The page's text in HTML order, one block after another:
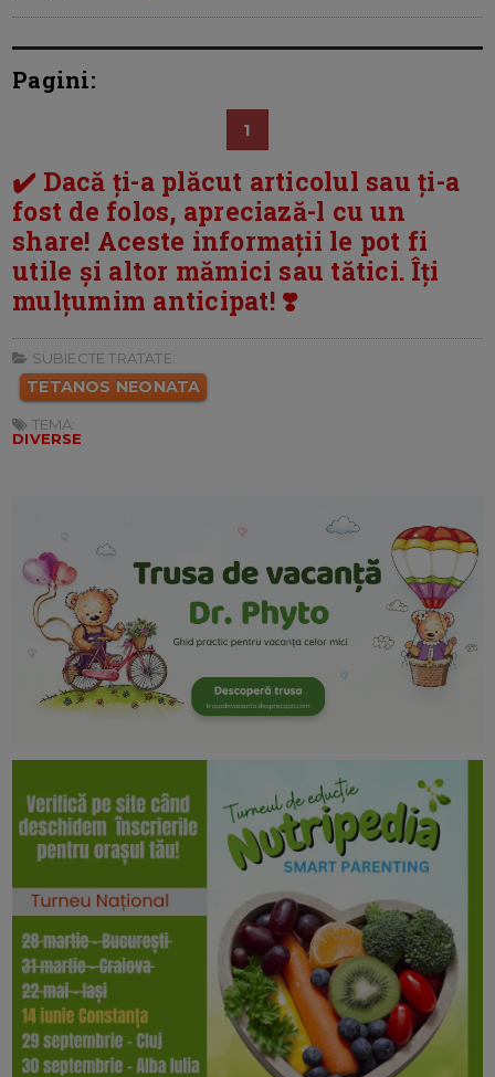
Pagini:
1
✔️ Dacă ți-a plăcut articolul sau ți-a
fost de folos, apreciază-l cu un
share! Aceste informații le pot fi
utile și altor mămici sau tătici. Îți
mulțumim anticipat! ❣️
SUBIECTE TRATATE:
TETANOS NEONATA
TEMA:
DIVERSE